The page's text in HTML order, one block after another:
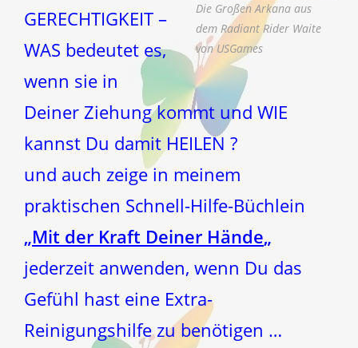
Die Großen Arkana aus
dem Radiant Rider Waite
von USGames
GERECHTIGKEIT –
WAS bedeutet es,
wenn sie in
Deiner Ziehung kommt und WIE
kannst Du damit HEILEN ?
und auch zeige in meinem
praktischen Schnell-Hilfe-Büchlein
„Mit der Kraft Deiner Hände„
jederzeit anwenden, wenn Du das
Gefühl hast eine Extra-
Reinigungshilfe zu benötigen …